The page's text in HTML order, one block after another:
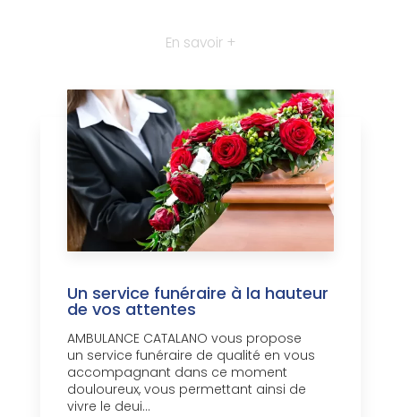
En savoir +
Un service funéraire à la hauteur
de vos attentes
AMBULANCE CATALANO vous propose
un service funéraire de qualité en vous
accompagnant dans ce moment
douloureux, vous permettant ainsi de
vivre le deui...